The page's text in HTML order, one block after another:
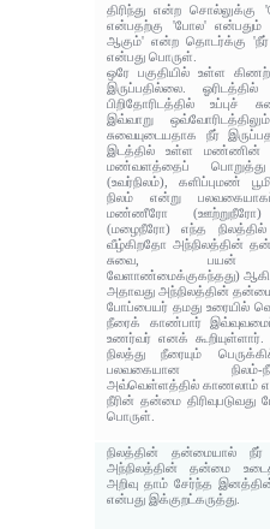
திரிந்து என்ற சொல்லுக்கு
என்பதற்கு 'போல' என்பதும்
ஆகும்' என்ற தொடர்க்கு 'நீர்
என்பது பொருள்.
ஒரே பகுதியில் உள்ள
இருப்பதில்லை.
பிறிதோரிடத்தில் உப்புச்
இவ்வாறு
சுவையுடையதாக நீர்
இடத்தில் உள்ள மண்ணின்
மண்வளத்தைப்
(உவர்நிலம்), களிப்புமண்
நிலம் என்று
மண்ணீரோ
(மழைநீரோ) எந்த
வீழ்கிறதோ அந்நிலத்தின்
சுவை, பயன்
வேளாண்மைக்குகந்தது)
அதாவது அந்நிலத்தின்
போப்பையர் தமது உரையில்
நீரைக் காண்பார்
உணர்வர் எனக்
நிலத்து நீரையும்
பலவகையான நிலம்-
அவ்வெள்ளத்தில் காணலாம்
நீரின் தன்மை
பொருள்.
நிலத்தின் தன்மையால்
அந்நிலத்தின் தன்மை
அறிவு தாம் சேர்ந்த
என்பது இக்குறட்கருத்து.